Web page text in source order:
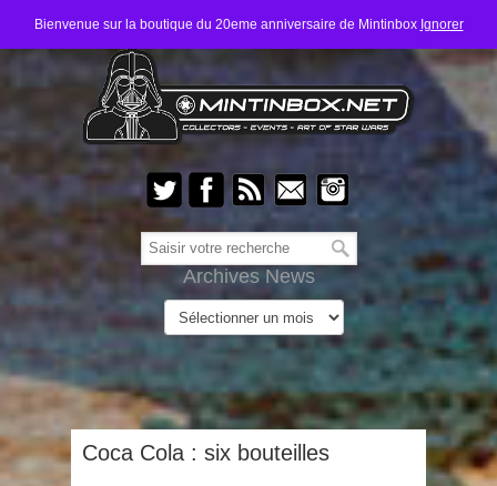
Bienvenue sur la boutique du 20eme anniversaire de Mintinbox Ignorer
Archives News
Coca Cola : six bouteilles